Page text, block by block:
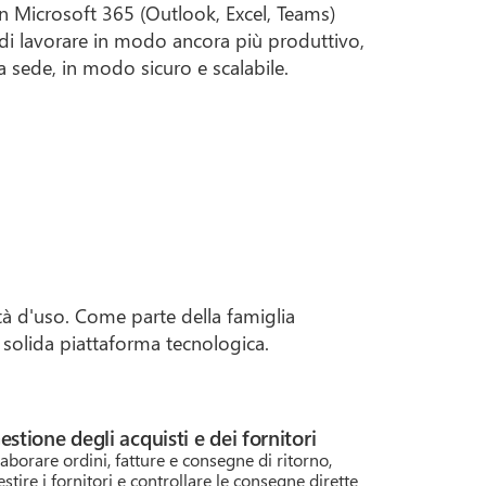
Microsoft 365 (Outlook, Excel, Teams)
lavorare in modo ancora più produttivo,
in modo sicuro e scalabile.
d'uso. Come parte della famiglia
piattaforma tecnologica.
degli acquisti e dei fornitori
ordini, fatture e consegne di ritorno,
i fornitori e controllare le consegne dirette